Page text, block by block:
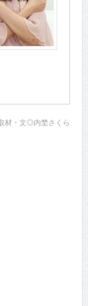
・文◎内埜さくら